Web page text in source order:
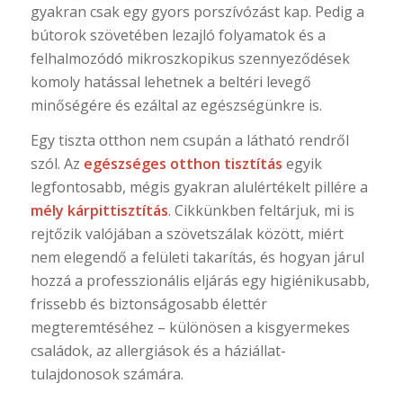
gyakran csak egy gyors porszívózást kap. Pedig a
bútorok szövetében lezajló folyamatok és a
felhalmozódó mikroszkopikus szennyeződések
komoly hatással lehetnek a beltéri levegő
minőségére és ezáltal az egészségünkre is.
Egy tiszta otthon nem csupán a látható rendről
szól. Az egészséges otthon tisztítás egyik
legfontosabb, mégis gyakran alulértékelt pillére a
mély kárpittisztítás. Cikkünkben feltárjuk, mi is
rejtőzik valójában a szövetszálak között, miért
nem elegendő a felületi takarítás, és hogyan járul
hozzá a professzionális eljárás egy higiénikusabb,
frissebb és biztonságosabb élettér
megteremtéséhez – különösen a kisgyermekes
családok, az allergiások és a háziállat-
tulajdonosok számára.